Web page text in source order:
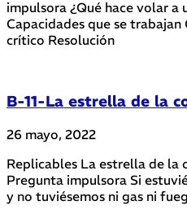
impulsora ¿Qué hace volar a
Capacidades que se
crítico Resolución
B-11-La estrella de la
26 mayo, 2022
Replicables La estrella de la
Pregunta impulsora Si
y no tuviésemos ni gas ni